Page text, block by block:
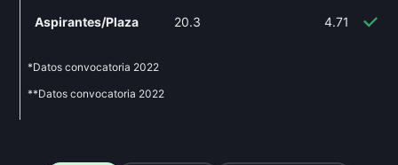
Aspirantes/Plaza 20.3 4.71
*Datos convocatoria 2022
**Datos convocatoria 2022